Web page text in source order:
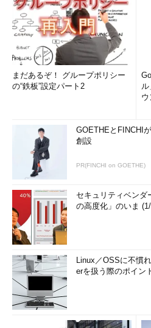
まだあるぞ！ グループポリシー
の“鉄板”設定パート2
GOETHEとFINCHI
創設
PR(FINCHI on GOETHE)
セキュリティベンダ
の高度化」のいま
Linux／OSSに不慣
erを扱う際のポイン